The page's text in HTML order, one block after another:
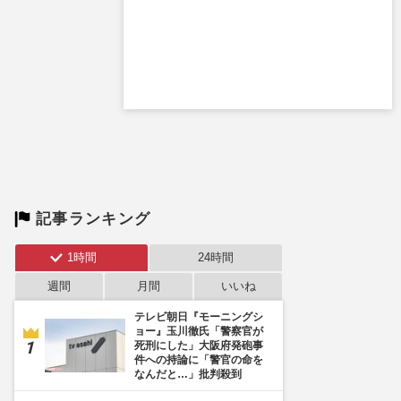
記事ランキング
1時間 24時間
週間 月間 いいね
テレビ朝日『モーニングシ
ョー』玉川徹氏「警察官が
死刑にした」大阪府発砲事
件への持論に「警官の命を
なんだと…」批判殺到